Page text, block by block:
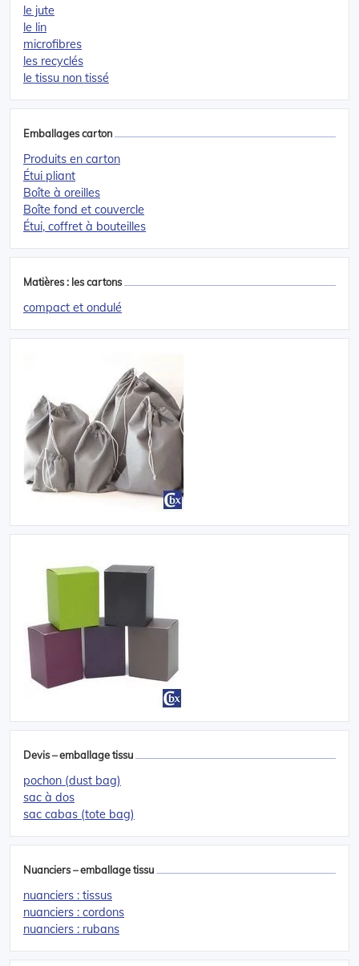
le jute
le lin
microfibres
les recyclés
le tissu non tissé
Emballages carton
Produits en carton
Étui pliant
Boîte à oreilles
Boîte fond et couvercle
Étui, coffret à bouteilles
Matières : les cartons
compact et ondulé
Devis – emballage tissu
pochon (dust bag)
sac à dos
sac cabas (tote bag)
Nuanciers – emballage tissu
nuanciers : tissus
nuanciers : cordons
nuanciers : rubans